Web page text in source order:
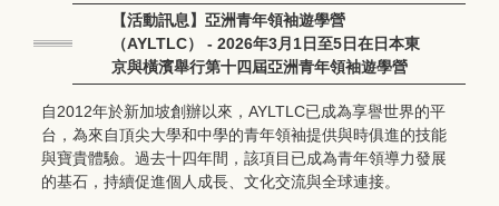
【活動訊息】亞洲青年領袖遊學營
（AYLTLC） - 2026年3月1日至5日在日本東
京與橫濱舉行第十四屆亞洲青年領袖遊學營
自2012年於新加坡創辦以來， AYLTLC已成為享譽世界的平
台， 為來自頂尖大學和中學的青年領袖提供與時俱進的技能
與寶貴體驗。 過去十四年間，該項目已成為青年領導力發展
的基石， 持續促進個人成長、文化交流與全球連接。